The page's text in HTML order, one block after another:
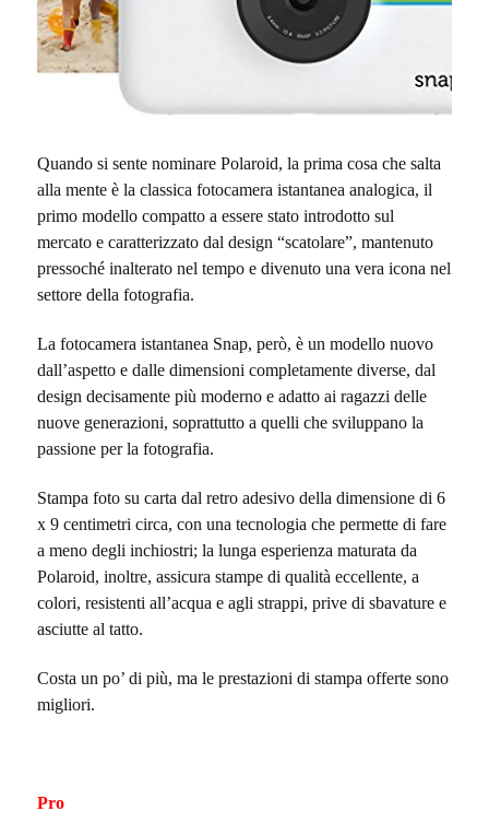
Quando si sente nominare Polaroid, la prima cosa che salta
alla mente è la classica fotocamera istantanea analogica, il
primo modello compatto a essere stato introdotto sul
mercato e caratterizzato dal design “scatolare”, mantenuto
pressoché inalterato nel tempo e divenuto una vera icona nel
settore della fotografia.
La fotocamera istantanea Snap, però, è un modello nuovo
dall’aspetto e dalle dimensioni completamente diverse, dal
design decisamente più moderno e adatto ai ragazzi delle
nuove generazioni, soprattutto a quelli che sviluppano la
passione per la fotografia.
Stampa foto su carta dal retro adesivo della dimensione di 6
x 9 centimetri circa, con una tecnologia che permette di fare
a meno degli inchiostri; la lunga esperienza maturata da
Polaroid, inoltre, assicura stampe di qualità eccellente, a
colori, resistenti all’acqua e agli strappi, prive di sbavature e
asciutte al tatto.
Costa un po’ di più, ma le prestazioni di stampa offerte sono
migliori.
Pro